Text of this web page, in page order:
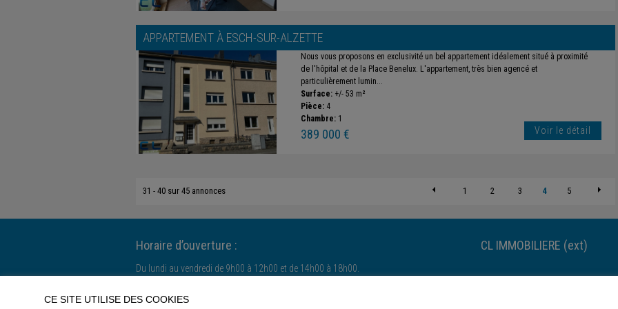
APPARTEMENT À ESCH-SUR-ALZETTE
Nous vous proposons en exclusivité un bel appartement idéalement situé à proximité
de l'hôpital et de la Place Benelux. L'appartement, très bien agencé et
particulièrement lumin...
Surface: +/- 53 m²
Pièce: 4
Chambre: 1
389 000 € Voir le détail
31 - 40 sur 45 annonces 1 2 3 4 5
Horaire d’ouverture :
Du lundi au vendredi de 9h00 à 12h00 et de 14h00 à 18h00.
CL IMMOBILIERE (ext)
CE SITE UTILISE DES COOKIES